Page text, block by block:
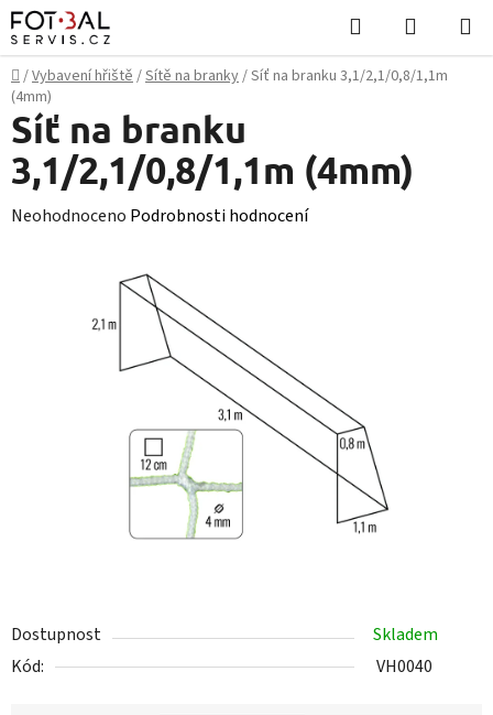
Přejít
na
obsah
Hledat
KOŠÍK
Domů
/Vybavení hřiště/Sítě na branky/Síť na branku 3,1/2,1/0,8/1,1m
(4mm)
Dostupnost
Skladem
Kód:
VH0040
Síť na branku
3,1/2,1/0,8/1,1m (4mm)
Průměrné
Neohodnoceno Podrobnosti hodnocení